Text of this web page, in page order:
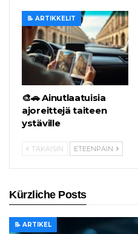
📝 ARTIKKELIT
🎨🚗 Ainutlaatuisia
ajoreittejä taiteen
ystäville
TAKAISIN ETEENPÄIN
Kürzliche Posts
📝 ARTIKEL